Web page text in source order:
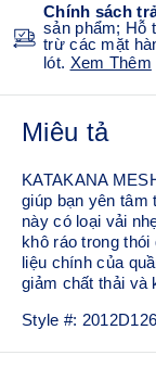
Chính sách
sản phẩm; Hỗ
trừ các mặt
lót. Xem Thêm
Miêu tả
KATAKANA
giúp bạn yên tâm
này có loại vải
khô ráo trong thói
liệu chính của
giảm chất thải và
Style #: